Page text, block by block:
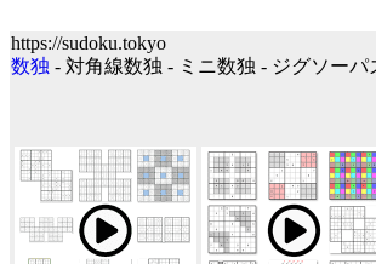
https://sudoku.tokyo
数独 - 対角線数独 - ミニ数独 - ジグソー